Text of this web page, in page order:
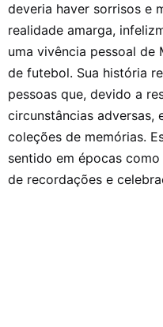
deveria haver sorrisos e
realidade amarga,
uma vivência pessoal de
de futebol. Sua história
pessoas que, devido a
circunstâncias adversas,
coleções de memórias.
sentido em épocas
de recordações e